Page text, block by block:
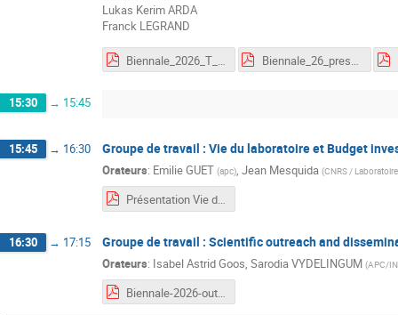
Lukas Kerim ARDA
Franck LEGRAND
15:30 → 15:45
15:45 → 16:30 Groupe de travail : Vie du laboratoire et Budget
Orateurs: Emilie GUET (apc), Jean Mesquida (CNRS /
Présentation Vie du laboratoire et budget investissement.pdf
16:30 → 17:15 Groupe de travail : Scientific outreach and
Orateurs: Isabel Astrid Goos, Sarodia VYDELINGUM (APC/
Biennale-2026-outreach.pdf